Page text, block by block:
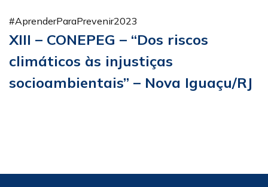
#AprenderParaPrevenir2023
XIII – CONEPEG – “Dos riscos
climáticos às injustiças
socioambientais” – Nova Iguaçu/RJ